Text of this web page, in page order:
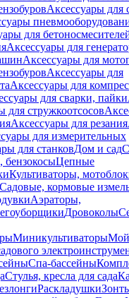
Аксессуары для
для
Аксессуары для
Аксессуары для
Аксессуары для
Аксессуары для
для сварки, пайки
для стружкоотсосов
Аксессуары для резания
для измерительных
для станковДом и сад
Цепные
Культиваторы,
Садовые, кормовые
Аэраторы,
Дровоколы
Миникультиваторы
Спа-бассейны
Стулья, кресла для сада
Раскладушки